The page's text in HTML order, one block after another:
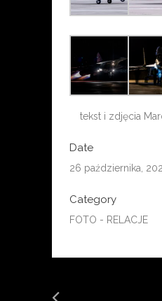
tekst i zdjęcia
Date
26 października,
Category
FOTO - RELACJE